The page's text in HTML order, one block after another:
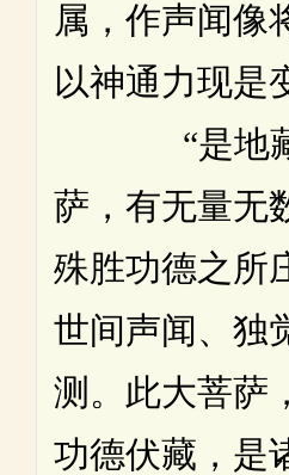
属，作声闻像
以神通力现是
“是地藏
萨，有无量无
殊胜功德之所
世间声闻、独
测。此大菩萨
功德伏藏，是